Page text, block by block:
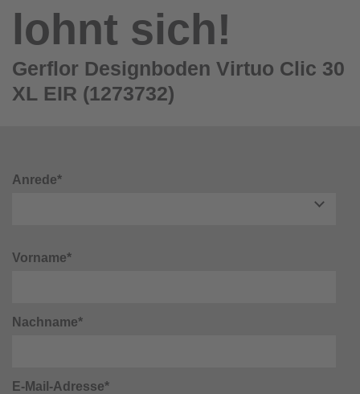
lohnt sich!
Gerflor Designboden Virtuo Clic 30
XL EIR (1273732)
Anrede*
Vorname*
Nachname*
E-Mail-Adresse*